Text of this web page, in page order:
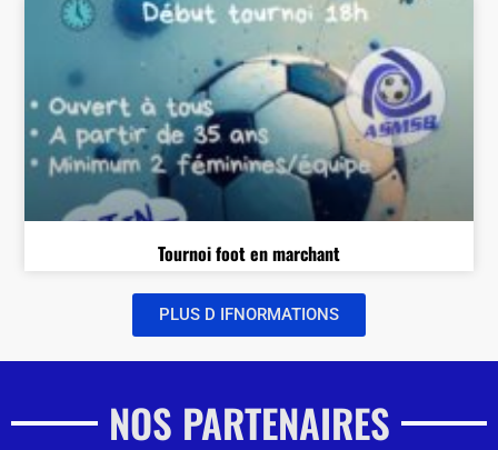
Tournoi foot en marchant
PLUS D IFNORMATIONS
NOS PARTENAIRES